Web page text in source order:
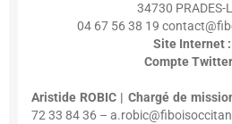
34730 PRADES-
04 67 56 38 19
Site Internet :
Compte
Aristide ROBIC | Chargé de
72 33 84 36 –